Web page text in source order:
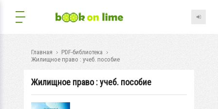
Главная
PDF-библиотека
Жилищное право : учеб. пособие
Жилищное право : учеб. пособие